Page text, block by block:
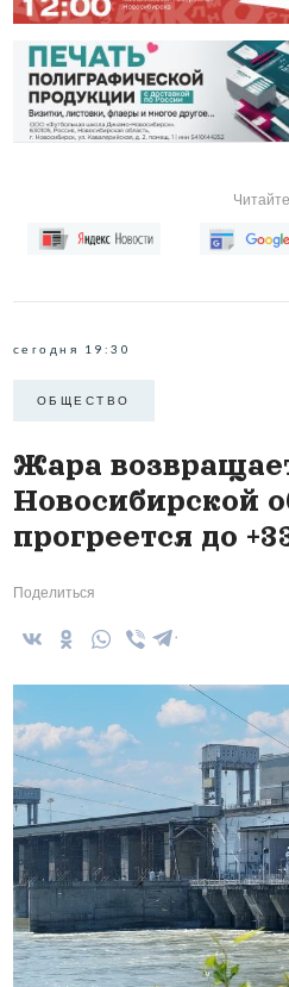
сегодня 19:30
ОБЩЕСТВО
Жара
Новосибирской
прогреется до
Поделиться